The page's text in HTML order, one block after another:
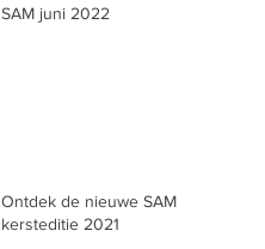
SAM juni 2022
Ontdek de nieuwe SAM
kersteditie 2021